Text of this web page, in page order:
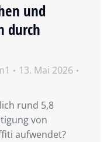
und
durch
13. Mai 2026
rund 5,8
von
aufwendet?